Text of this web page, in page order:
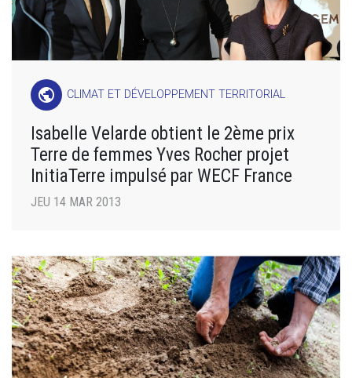
public CLIMAT ET DÉVELOPPEMENT TERRITORIAL
Isabelle Velarde obtient le 2ème prix
Terre de femmes Yves Rocher projet
InitiaTerre impulsé par WECF France
JEU 14 MAR 2013